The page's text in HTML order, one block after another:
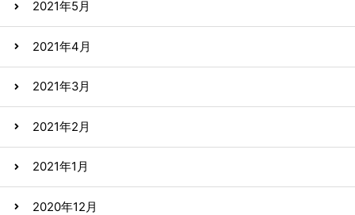
2021年5月
2021年4月
2021年3月
2021年2月
2021年1月
2020年12月